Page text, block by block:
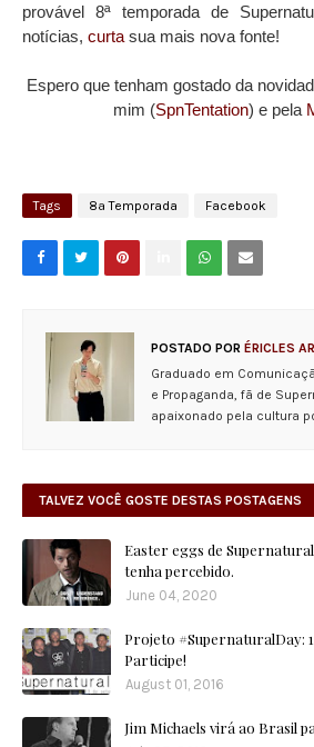
provável 8ª temporada de
notícias, curta sua mais nova fonte!
Espero que tenham gostado da
mim (SpnTentation) e pela
Tags 8ª Temporada Facebook
POSTADO POR ÉRICLES
Graduado em
e Propaganda, fã de
apaixonado pela cultura
TALVEZ VOCÊ GOSTE DESTAS POSTAGENS
Easter eggs de
tenha percebido.
June 04, 2020
Projeto #SupernaturalDay:
Participe!
August 01, 2016
Jim Michaels virá ao Brasil